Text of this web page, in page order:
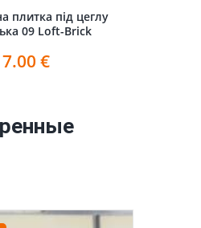
плитка під цеглу
09 Loft-Brick
€